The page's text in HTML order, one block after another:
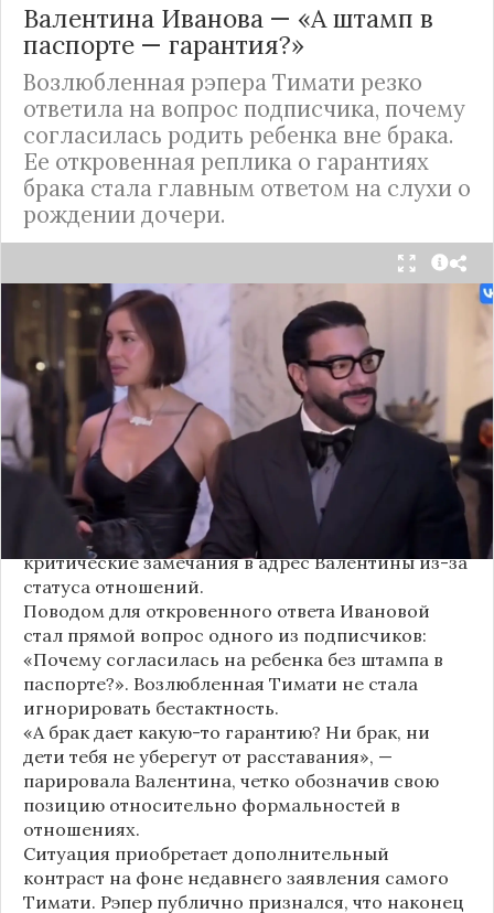
Валентина Иванова — «А штамп в
паспорте — гарантия?»
Возлюбленная рэпера Тимати резко
ответила на вопрос подписчика, почему
согласилась родить ребенка вне брака.
Ее откровенная реплика о гарантиях
брака стала главным ответом на слухи о
рождении дочери.
Валентина Иванова, избранница рэпера Тимати,
публично ответила на бестактный вопрос о
своем решении родить ребенка вне
официального брака. Ее резкая реакция стала
первым косвенным подтверждением слухов о
рождении дочери, ранее распространяемых
изданием «СтарХит».
Хотя сама звездная пара официально не
объявляла о пополнении, поклонники уже
засыпали их поздравлениями. Однако
некоторые комментаторы позволили себе
критические замечания в адрес Валентины из-за
статуса отношений.
Поводом для откровенного ответа Ивановой
стал прямой вопрос одного из подписчиков:
«Почему согласилась на ребенка без штампа в
паспорте?». Возлюбленная Тимати не стала
игнорировать бестактность.
«А брак дает какую-то гарантию? Ни брак, ни
дети тебя не уберегут от расставания», —
парировала Валентина, четко обозначив свою
позицию относительно формальностей в
отношениях.
Ситуация приобретает дополнительный
контраст на фоне недавнего заявления самого
Тимати. Рэпер публично признался, что наконец